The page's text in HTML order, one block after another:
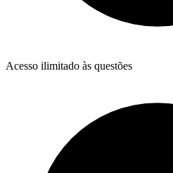
Acesso ilimitado às questões